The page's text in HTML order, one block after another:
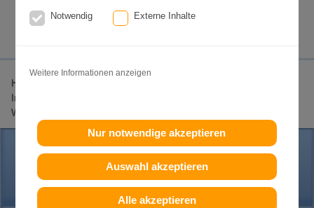
Notwendig Externe Inhalte
Weitere Informationen anzeigen
Nur notwendige akzeptieren
Auswahl akzeptieren
Alle akzeptieren
Erwachsenen-Kieferorthopädie
Tel. +49(0)7151-96 94 0-0 · www.konik.de
Home
Invisalign-Teen
Weitere Seiten
ERWACHSENE
(FAST) UNSICHTBARE INVISALIGN ZAHNSPANGEN, DAMON-
CLEAR...